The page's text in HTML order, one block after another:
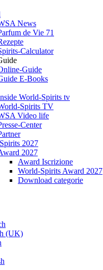
News
de Vie 71
Calculator
Guide
E-Books
World-Spirits tv
Spirits TV
Video life
Center
2027
2027
Award Iscrizione
World-Spirits Award 2027
Download categorie
(UK)